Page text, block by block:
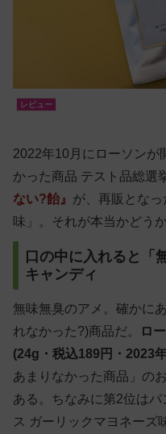
レビュー
2022年10月にローソンが
かった商品 テスト品総選
ない?飴』 が、再販とな
味」。それが本当かどう
口の中に入れると「
キャンディ
無味無臭のアメ。確かに
れなかった?)商品だ。
ロ
(24g・税込189円・2023
あまりなかった商品」の
ある。ちなみに第2位は
ス ガーリックマヨネーズ